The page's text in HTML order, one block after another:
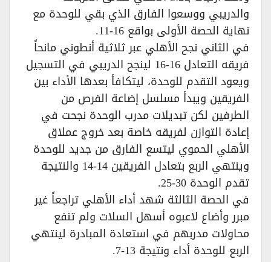
والدريبي ووسعوا الفارق الذي بقي للوحدة مع
نهاية الحصة الأولى بواقع 16-11.
في الثاني نجح الأهلي عبر ثلاثية أنطوني مانحاً
فريقه التعادل 16-16 لينجح الدريبي في التسجيل
ويعود التقدم للوحدة، ليتكافأ بعدها الأداء بين
الفريقين ويبدأ مسلسل إضاعة الفرص من
الطرفين لكن تبديلات مدرب الوحدة نجحت في
إعادة التوازن لفريقه خاصة بعد خروج عملاق
الأهلي الحموي ليتسع الفارق من جديد للوحدة
وينتهي الربع بتعادل الفريقين 14-14 والنتيجة
تقدم الوحدة 30-25.
في الحصة الثالثة شهد أداء الأهلي تراجعاً غير
مبرر وأضاع لاعبوه أسهل السلات ولم تنفع
محاولات مدربهم في استعادة المبادرة لينتهي
الربع للوحدة أداء ونتيجة 13-7.